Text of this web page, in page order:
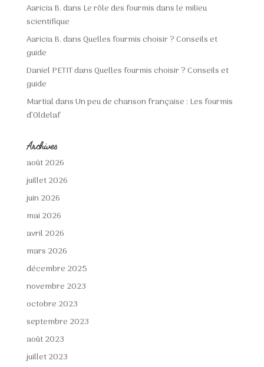
Aaricia B. dans Le rôle des fourmis dans le milieu
scientifique
Aaricia B. dansQuelles fourmis choisir ? Conseils et
guide
Daniel PETITdansQuelles fourmis choisir ? Conseils et
guide
Martial dansUn peu de chanson française : Les fourmis
d’Oldelaf
Archives
août 2026
juillet 2026
juin 2026
mai 2026
avril 2026
mars 2026
décembre 2025
novembre 2023
octobre 2023
septembre 2023
août 2023
juillet 2023